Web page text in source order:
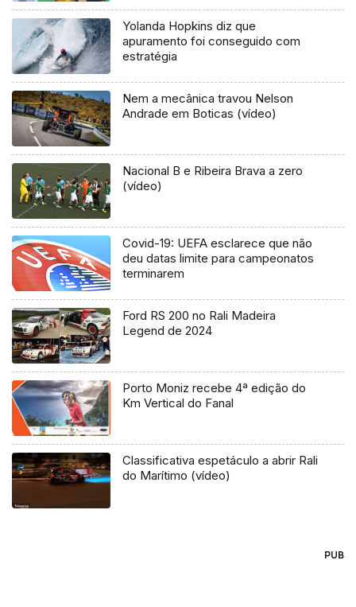
Yolanda Hopkins diz que
apuramento foi conseguido com
estratégia
Nem a mecânica travou Nelson
Andrade em Boticas (vídeo)
Nacional B e Ribeira Brava a zero
(vídeo)
Covid-19: UEFA esclarece que não
deu datas limite para campeonatos
terminarem
Ford RS 200 no Rali Madeira
Legend de 2024
Porto Moniz recebe 4ª edição do
Km Vertical do Fanal
Classificativa espetáculo a abrir Rali
do Marítimo (vídeo)
PUB